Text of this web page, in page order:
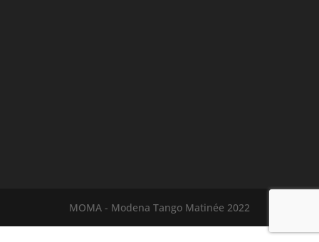
MOMA - Modena Tango Matinée 2022